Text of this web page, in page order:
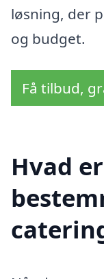
løsning, der
og budget.
Få tilbud,
Hvad